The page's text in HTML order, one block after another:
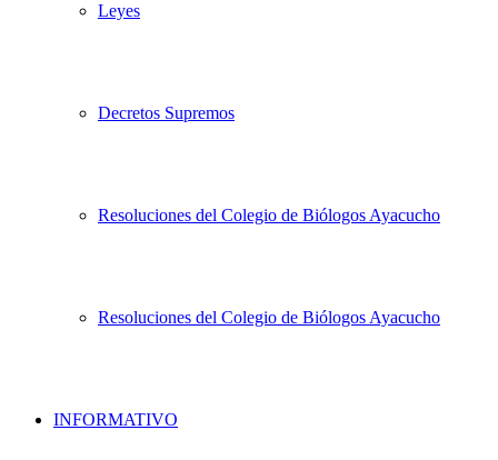
Leyes
Decretos Supremos
Resoluciones del Colegio de Biólogos Ayacucho
Resoluciones del Colegio de Biólogos Ayacucho
INFORMATIVO